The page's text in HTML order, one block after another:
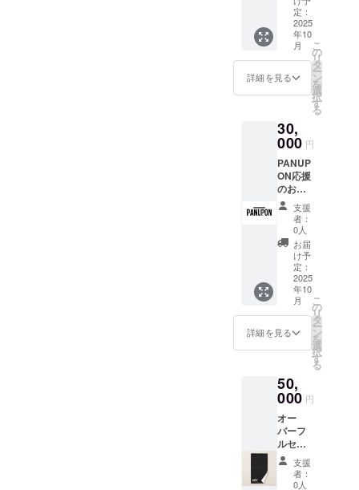
カップ
325ml
：直径
8.1cm ×
高さ
9.7cm
・オリ
タオル
サイ
ズ :
40.64c
m x
71.12c
m ・オ
リジナ
ルトー
トバッ
グ サ
イズ:
40.64c
m x
40.64c
m、ス
トラッ
リジナ
ルス
テッ
カー
10.16c
m x
10.16c
m シー
ト ・お
定：
2025
年10
月
詳細を見る
こ
の
リ
タ
ー
ン
を
選
択
す
る
30,
000 円
PANUP
ON応援
のお気
持ち
¥30,000
・お礼
のメッ
セージ
(2,000
円、
5,000
円、
8,000
円、
10,000
円、
円の
PANUP
ON応援
のお気
持ちリ
ターン
内容は
一緒に
なりま
支援
者：
0人
お届
け予
定：
2025
年10
月
詳細を見る
こ
の
リ
タ
ー
ン
を
選
択
す
る
50,
000 円
オー
バーフ
ルセッ
ト応援
プラン
・オリ
支援
者：
0人